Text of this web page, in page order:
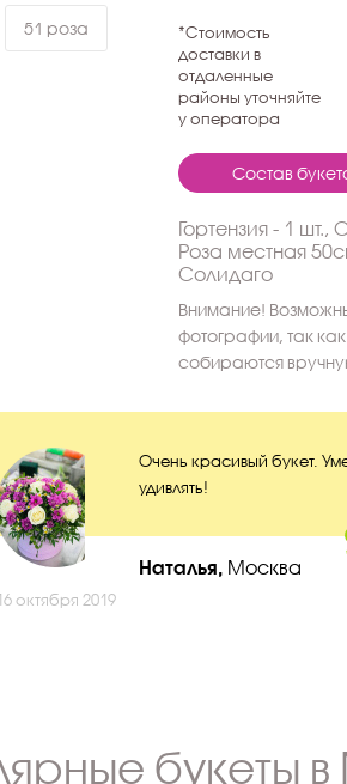
51 роза
*Стоимость
доставки в
отдаленные
районы уточняйте
у оператора
Состав
Гортензия - 1
Роза местная
Солидаго
Внимание!
фотографии, так
собираются
Очень красивый букет.
удивлять!
Наталья, Москва
октября 2019
букеты